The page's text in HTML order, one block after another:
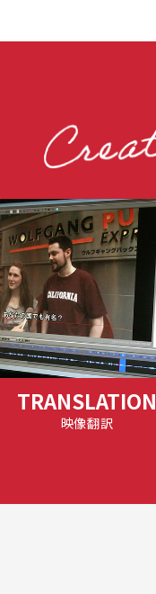
TRANSLATION
映像翻訳